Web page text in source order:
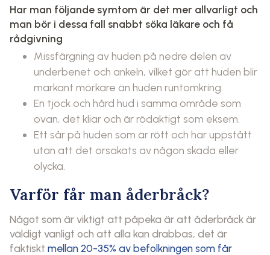
Har man följande symtom är det mer allvarligt och
man bör i dessa fall snabbt söka läkare och få
rådgivning
Missfärgning av huden på nedre delen av
underbenet och ankeln, vilket gör att huden blir
markant mörkare än huden runtomkring.
En tjock och hård hud i samma område som
ovan, det kliar och är rödaktigt som eksem.
Ett sår på huden som är rött och har uppstått
utan att det orsakats av någon skada eller
olycka.
Varför får man åderbråck?
Något som är viktigt att påpeka är att åderbråck är
väldigt vanligt och att alla kan drabbas, det är
faktiskt mellan 20-35% av befolkningen som får